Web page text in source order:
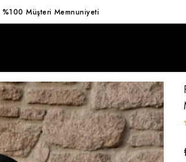
Hızlı Kargo Avantajı